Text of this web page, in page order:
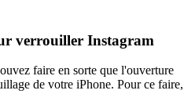
verrouiller Instagram
faire en sorte que l'ouverture
de votre iPhone. Pour ce faire,